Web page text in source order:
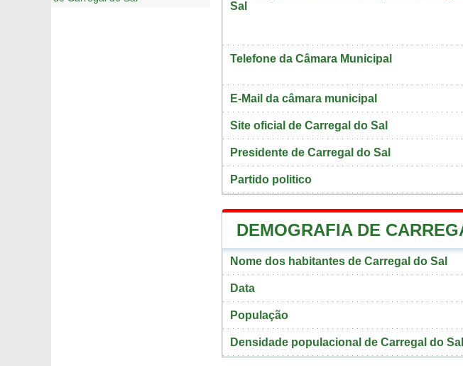
Sal
Telefone da Câmara Municipal
E-Mail da câmara municipal
Site oficial de Carregal do Sal
Presidente de Carregal do Sal
Partido politico
DEMOGRAFIA DE
Nome dos habitantes de Carregal do Sal
Data
População
Densidade populacional de Carregal do Sal